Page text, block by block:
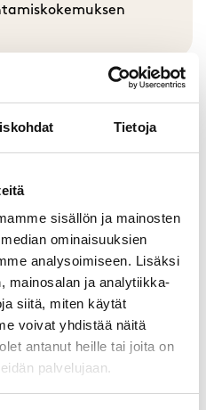
Tietoja
sisällön ja mainosten
ominaisuuksien
analysoimiseen. Lisäksi
mainosalan ja analytiikka-
siitä, miten käytät
voivat yhdistää näitä
antanut heille tai joita on
palvelujaan.
Menestyjät
2025
kokemuksia